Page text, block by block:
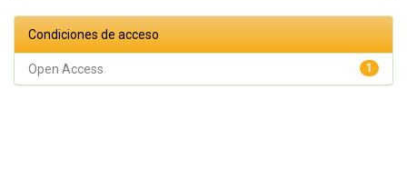
Condiciones de acceso
1
Open Access